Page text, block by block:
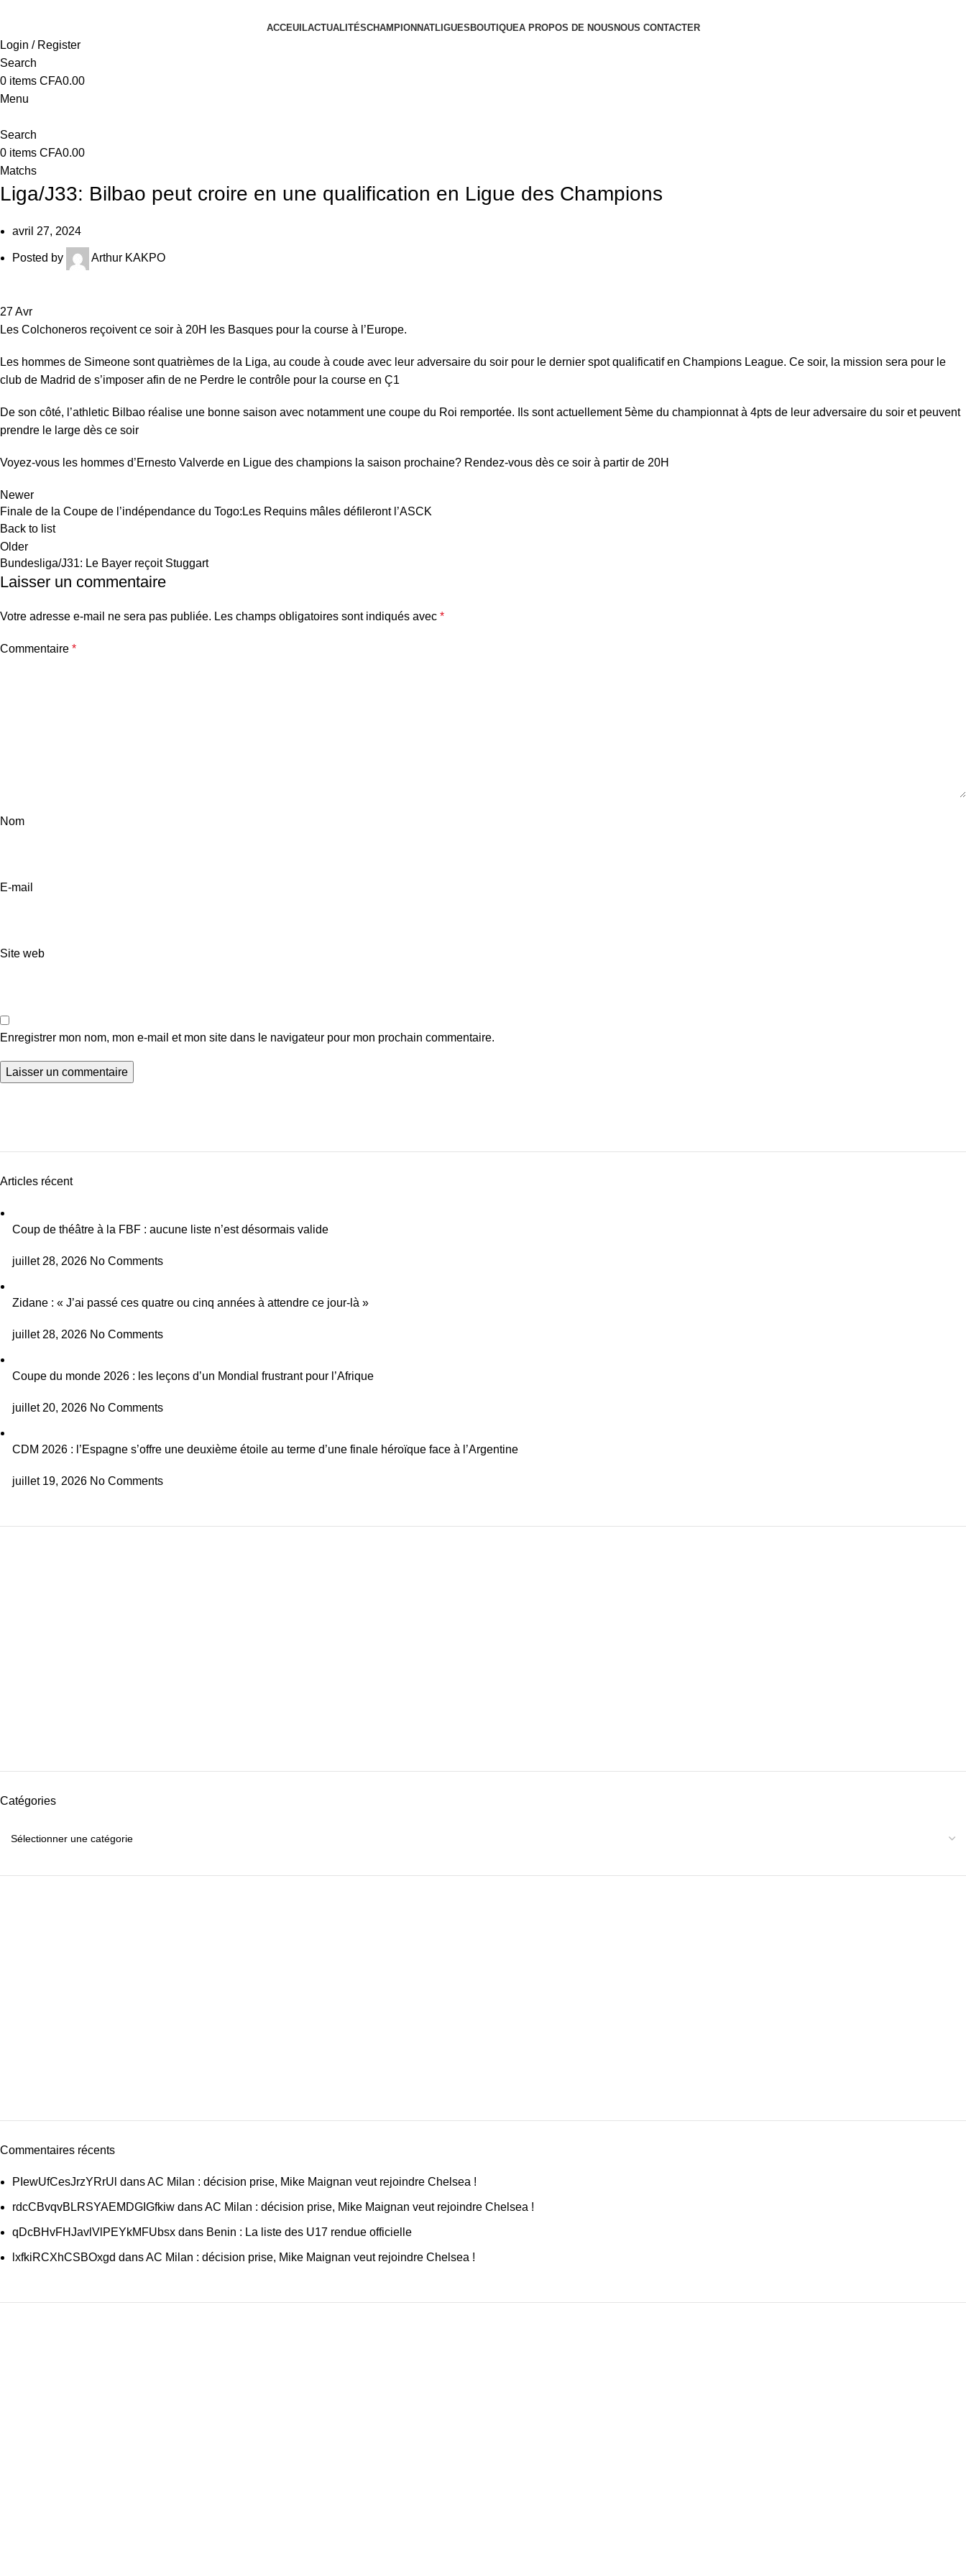
ACCEUILACTUALITÉSCHAMPIONNATLIGUES BOUTIQUEA PROPOS DE NOUS NOUS CONTACTER
Login / Register
Search
0 items CFA0.00
Menu
Search
0 items CFA0.00
Matchs
Liga/J33: Bilbao peut croire en une qualification en Ligue des Champions
avril 27, 2024
Posted by Arthur KAKPO
27Avr
Les Colchoneros reçoivent ce soir à 20H les Basques pour la course à l’Europe.
Les hommes de Simeone sont quatrièmes de la Liga, au coude à coude avec leur adversaire du soir pour le dernier spot qualificatif en Champions League. Ce soir, la mission sera pour le
club de Madrid de s’imposer afin de ne Perdre le contrôle pour la course en Ç1
De son côté, l’athletic Bilbao réalise une bonne saison avec notamment une coupe du Roi remportée. Ils sont actuellement 5ème du championnat à 4pts de leur adversaire du soir et peuvent
prendre le large dès ce soir
Voyez-vous les hommes d’Ernesto Valverde en Ligue des champions la saison prochaine? Rendez-vous dès ce soir à partir de 20H
Newer
Finale de la Coupe de l’indépendance du Togo:Les Requins mâles défileront l’ASCK
Back to list
Older
Bundesliga/J31: Le Bayer reçoit Stuggart
Laisser un commentaire
Votre adresse e-mail ne sera pas publiée. Les champs obligatoires sont indiqués avec *
Commentaire *
Nom
E-mail
Site web
Enregistrer mon nom, mon e-mail et mon site dans le navigateur pour mon prochain commentaire.
Articles récent
Coup de théâtre à la FBF : aucune liste n’est désormais valide
juillet 28, 2026 No Comments
Zidane : « J’ai passé ces quatre ou cinq années à attendre ce jour-là »
juillet 28, 2026 No Comments
Coupe du monde 2026 : les leçons d’un Mondial frustrant pour l’Afrique
juillet 20, 2026 No Comments
CDM 2026 : l’Espagne s’offre une deuxième étoile au terme d’une finale héroïque face à l’Argentine
juillet 19, 2026 No Comments
Catégories
Commentaires récents
PIewUfCesJrzYRrUl dansAC Milan : décision prise, Mike Maignan veut rejoindre Chelsea !
rdcCBvqvBLRSYAEMDGIGfkiw dansAC Milan : décision prise, Mike Maignan veut rejoindre Chelsea !
qDcBHvFHJavlVlPEYkMFUbsx dans Benin : La liste des U17 rendue officielle
lxfkiRCXhCSBOxgd dansAC Milan : décision prise, Mike Maignan veut rejoindre Chelsea !